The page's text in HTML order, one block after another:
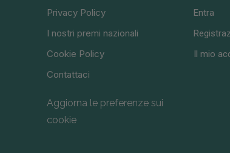
Privacy Policy
I nostri premi nazionali
Cookie Policy
Contattaci
Aggiorna le preferenze sui
cookie
Entra
Il mio